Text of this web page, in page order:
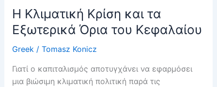
fertilizante
artificial
Η Κλιματική Κρίση και τα
Εξωτερικά Όρια του Κεφαλαίου
Greek/ Tomasz Konicz
Γιατί ο καπιταλισμός αποτυγχάνει να εφαρμόσει
μια βιώσιμη κλιματική πολιτική παρά τις